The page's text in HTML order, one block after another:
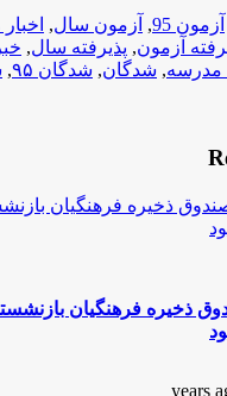
آزمون 95 , آزمون سال,
آزمون, پذیرفته سال,
مدرسه, شدگان, شدگان ۹۵ ,
ذخیره فرهنگیان بازنشسته